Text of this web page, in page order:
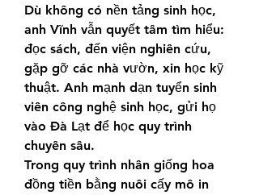
Dù không có nền tảng sinh học,
anh Vĩnh vẫn quyết tâm tìm hiểu:
đọc sách, đến viện nghiên cứu,
gặp gỡ các nhà vườn, xin học kỹ
thuật. Anh mạnh dạn tuyển sinh
viên công nghệ sinh học, gửi họ
vào Đà Lạt để học quy trình
chuyên sâu.
Trong quy trình nhân giống hoa
đồng tiền bằng nuôi cấy mô in